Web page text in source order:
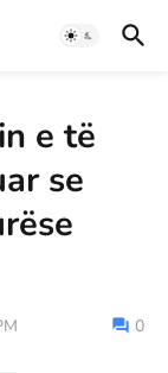
e të
se
0